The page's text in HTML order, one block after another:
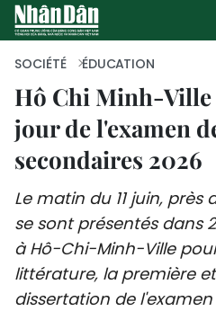
PAGE
POLITIQUE
SOCIÉTÉ
CULTURE
SOCIÉTÉ ÉDUCATION
Hô Chi Minh-
jour de l'examen
secondaires 2026
Le matin du 11 juin, près
se sont présentés dans
à Hô-Chi-Minh-Ville
littérature, la première
dissertation de